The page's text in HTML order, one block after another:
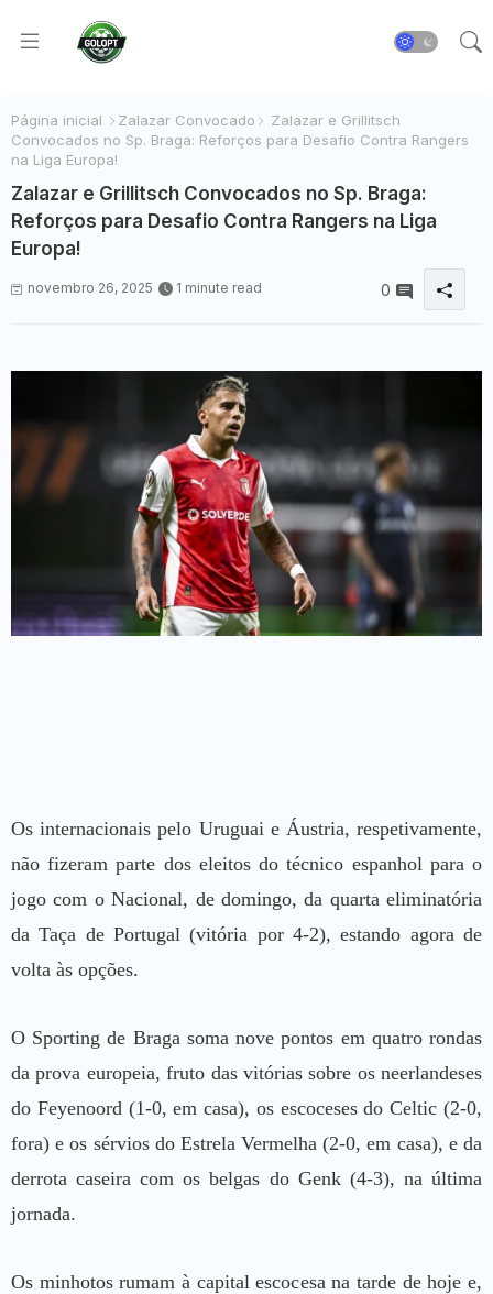
Página inicial Zalazar Convocado
Zalazar e Grillitsch
Convocados no Sp. Braga: Reforços para Desafio Contra Rangers
na Liga Europa!
Zalazar e Grillitsch Convocados no Sp. Braga:
Reforços para Desafio Contra Rangers na Liga
Europa!
novembro 26, 2025 1 minute read 0
Os internacionais pelo Uruguai e Áustria, respetivamente,
não fizeram parte dos eleitos do técnico espanhol para o
jogo com o Nacional, de domingo, da quarta eliminatória
da Taça de Portugal (vitória por 4-2), estando agora de
volta às opções.
O Sporting de Braga soma nove pontos em quatro rondas
da prova europeia, fruto das vitórias sobre os neerlandeses
do Feyenoord (1-0, em casa), os escoceses do Celtic (2-0,
fora) e os sérvios do Estrela Vermelha (2-0, em casa), e da
derrota caseira com os belgas do Genk (4-3), na última
jornada.
Os minhotos rumam à capital escocesa na tarde de hoje e,